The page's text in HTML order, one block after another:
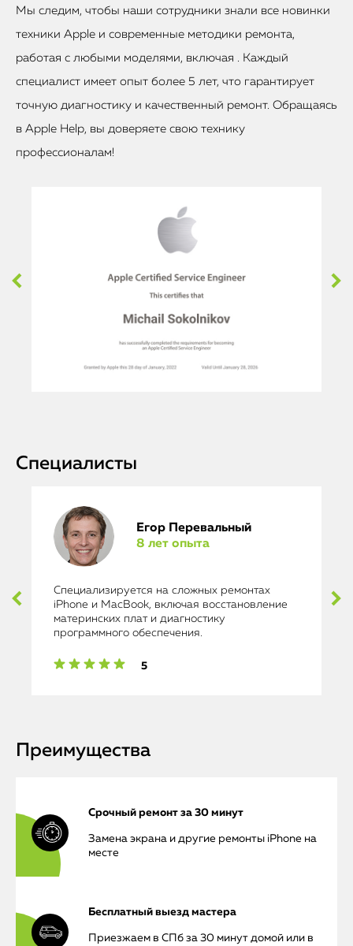
Мы следим, чтобы наши сотрудники знали все новинки
техники Apple и современные методики ремонта,
работая с любыми моделями, включая . Каждый
специалист имеет опыт более 5 лет, что гарантирует
точную диагностику и качественный ремонт. Обращаясь
в Apple Help, вы доверяете свою технику
профессионалам!
Специалисты
Егор Перевальный
8 лет опыта
Специализируется на сложных ремонтах
iPhone и MacBook, включая восстановление
материнских плат и диагностику
программного обеспечения.
5
Преимущества
Срочный ремонт за 30 минут
Замена экрана и другие ремонты iPhone на
месте
Бесплатный выезд мастера
Приезжаем в СПб за 30 минут домой или в